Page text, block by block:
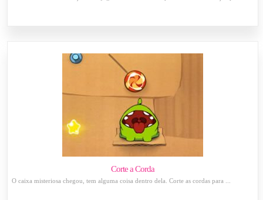
Corte a Corda
O caixa misteriosa chegou, tem alguma coisa dentro dela. Corte as cordas para ...